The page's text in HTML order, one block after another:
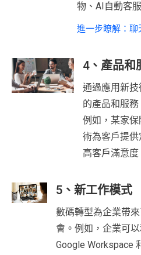
物、AI自動客
進一步瞭解：
4、產品和
通過應用新
的產品和服務
例如，某家
術為客戶提
高客戶滿意度
5、新工作模式
數碼轉型為企業帶
會。例如，企業可
Google Workspace